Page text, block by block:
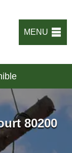
MENU
80200